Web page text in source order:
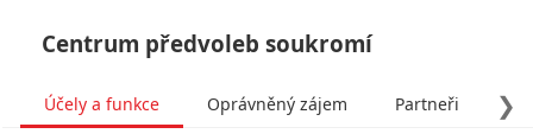
Centrum předvoleb soukromí
❯
Účely a funkce Oprávněný zájem Partneři